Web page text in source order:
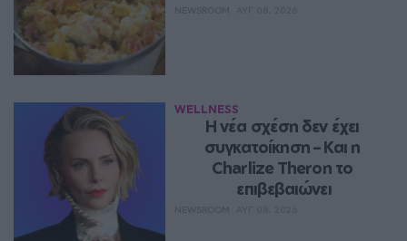
WELLNESS
Η νέα σχέση δεν έχει
συγκατοίκηση – Και η
Charlize Theron το
επιβεβαιώνει